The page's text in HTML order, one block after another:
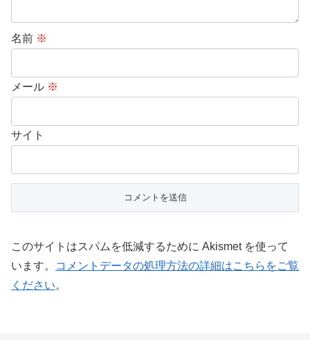
名前 ※
メール ※
サイト
このサイトはスパムを低減するために Akismet を使って
います。
コメントデータの処理方法の詳細はこちらをご覧
ください。